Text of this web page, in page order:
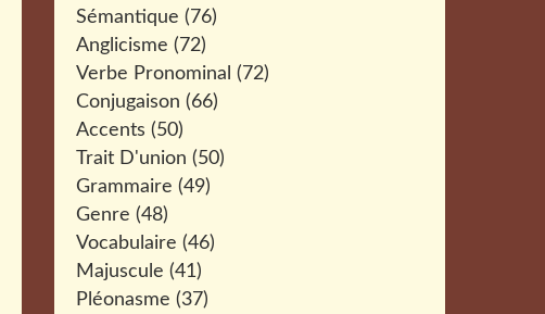
Sémantique (76)
Anglicisme (72)
Verbe Pronominal (72)
Conjugaison (66)
Accents (50)
Trait D'union (50)
Grammaire (49)
Genre (48)
Vocabulaire (46)
Majuscule (41)
Pléonasme (37)